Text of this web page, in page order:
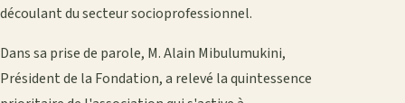
découlant du secteur socioprofessionnel.
Dans sa prise de parole, M. Alain Mibulumukini,
Président de la Fondation, a relevé la quintessence